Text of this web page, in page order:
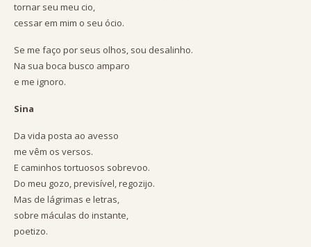
tornar seu meu cio,
cessar em mim o seu ócio.
Se me faço por seus olhos, sou desalinho.
Na sua boca busco amparo
e me ignoro.
Sina
Da vida posta ao avesso
me vêm os versos.
E caminhos tortuosos sobrevoo.
Do meu gozo, previsível, regozijo.
Mas de lágrimas e letras,
sobre máculas do instante,
poetizo.